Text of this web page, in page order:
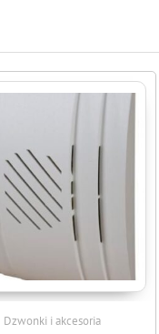
Dzwonki i akcesoria